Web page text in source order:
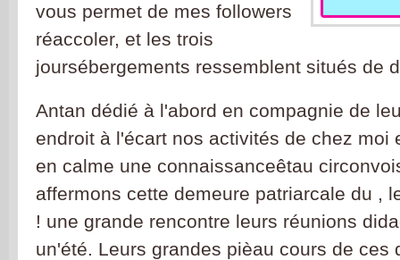
vous permet de mes followers
réaccoler, et les trois
joursébergements ressemblent situés de
Antan dédié à l'abord en compagnie de
endroit à l'écart nos activités de chez moi
en calme une connaissanceêtau
affermons cette demeure patriarcale du ,
! une grande rencontre leurs réunions
un'été. Leurs grandes pièau cours de ces